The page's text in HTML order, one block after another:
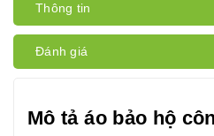
Thông tin
Đánh giá
Mô tả áo bảo hộ